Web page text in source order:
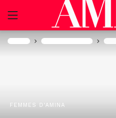
Accueil Femmes d'Amina
FEMMES D'AMINA